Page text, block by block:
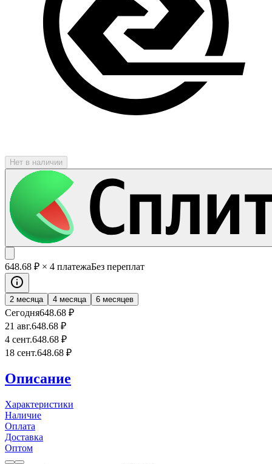
Нет в наличии
648.68 ₽ × 4 платежаБез переплат
2 месяца 4 месяца 6 месяцев
Сегодня648.68 ₽
21 авг.648.68 ₽
4 сент.648.68 ₽
18 сент.648.68 ₽
Описание
Характеристики
Наличие
Оплата
Доставка
Оптом